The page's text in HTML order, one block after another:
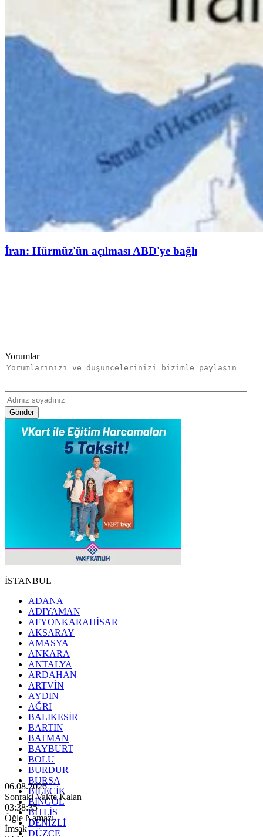
İran: Hürmüz'ün açılması ABD'ye bağlı
Yorumlar
Gönder
İSTANBUL
ADANA
ADIYAMAN
AFYONKARAHİSAR
AKSARAY
AMASYA
ANKARA
ANTALYA
ARDAHAN
ARTVİN
AYDIN
AĞRI
BALIKESİR
BARTIN
BATMAN
BAYBURT
BOLU
BURDUR
BURSA
BİLECİK
BİNGÖL
BİTLİS
DENİZLİ
DÜZCE
06.08.2026
Sonraki Vakte Kalan
03:38:33
Öğle Namazı
İmsak